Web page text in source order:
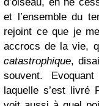
et l’ensemble du
rejoint ce que je
accrocs de la vie,
catastrophique,
souvent.
laquelle s’est livré